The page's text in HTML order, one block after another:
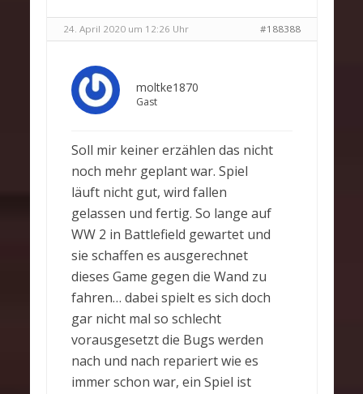
24. April 2020 um 12:26 Uhr #188388
moltke1870
Gast
Soll mir keiner erzählen das nicht
noch mehr geplant war. Spiel
läuft nicht gut, wird fallen
gelassen und fertig. So lange auf
WW 2 in Battlefield gewartet und
sie schaffen es ausgerechnet
dieses Game gegen die Wand zu
fahren… dabei spielt es sich doch
gar nicht mal so schlecht
vorausgesetzt die Bugs werden
nach und nach repariert wie es
immer schon war, ein Spiel ist